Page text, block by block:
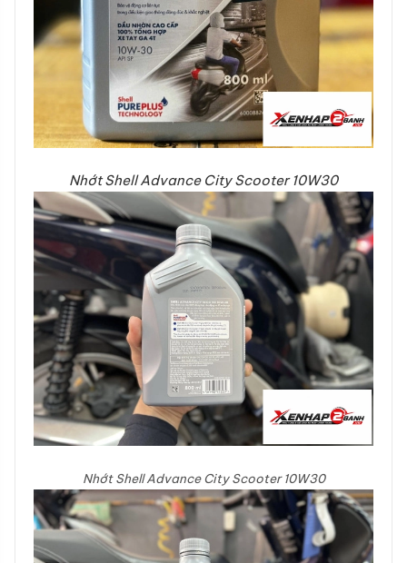
Nhớt Shell Advance City Scooter 10W30
Nhớt Shell Advance City Scooter 10W30